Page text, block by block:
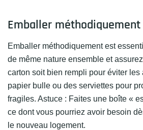
Emballer méthodiquement
Emballer méthodiquement est
de même nature ensemble et
carton soit bien rempli pour éviter
papier bulle ou des serviettes pour
fragiles. Astuce : Faites une boîte «
ce dont vous pourriez avoir besoin
le nouveau logement.